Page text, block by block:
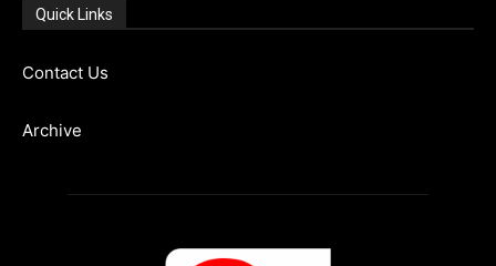
Quick Links
Contact Us
Archive